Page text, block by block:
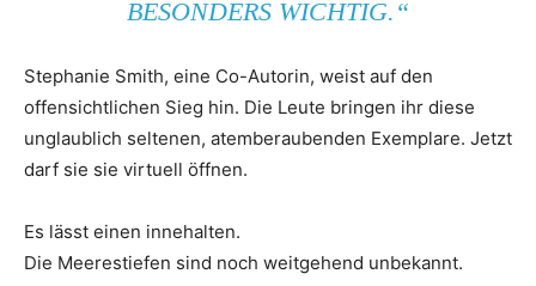
BESONDERS WICHTIG.“
Stephanie Smith, eine Co-Autorin, weist auf den
offensichtlichen Sieg hin. Die Leute bringen ihr diese
unglaublich seltenen, atemberaubenden Exemplare. Jetzt
darf sie sie virtuell öffnen.
Es lässt einen innehalten.
Die Meerestiefen sind noch weitgehend unbekannt.